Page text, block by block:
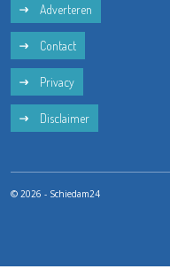
Adverteren
Contact
Privacy
Disclaimer
© 2026 - Schiedam24